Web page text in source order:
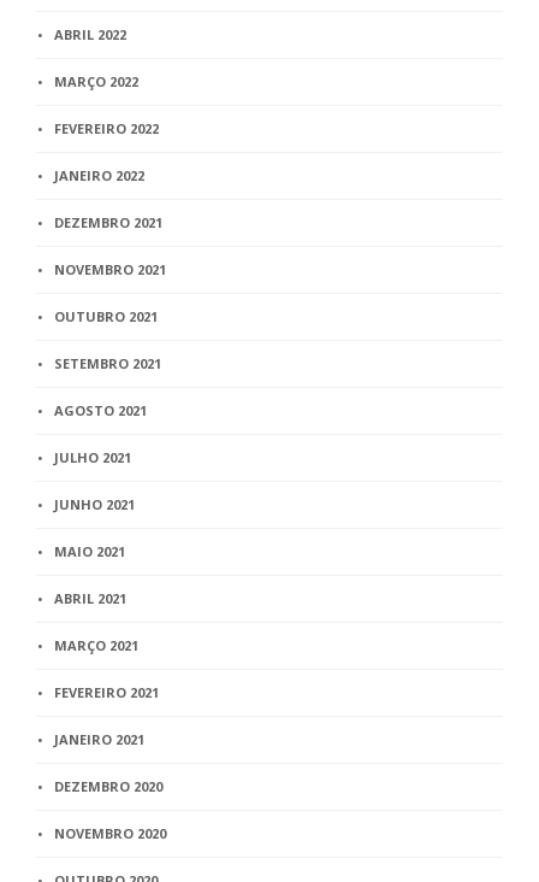
ABRIL 2022
MARÇO 2022
FEVEREIRO 2022
JANEIRO 2022
DEZEMBRO 2021
NOVEMBRO 2021
OUTUBRO 2021
SETEMBRO 2021
AGOSTO 2021
JULHO 2021
JUNHO 2021
MAIO 2021
ABRIL 2021
MARÇO 2021
FEVEREIRO 2021
JANEIRO 2021
DEZEMBRO 2020
NOVEMBRO 2020